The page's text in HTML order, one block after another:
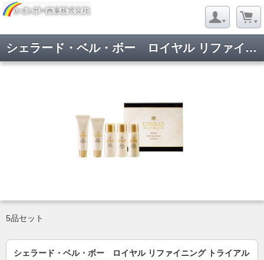
シェラード・ベル・ボー ロイヤル リファイニング トライアルセット
5品セット
シェラード・ベル・ボー ロイヤル リファイニング トライアル